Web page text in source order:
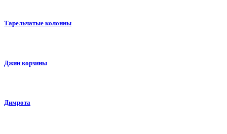
Тарельчатые колонны
Джин корзины
Димрота